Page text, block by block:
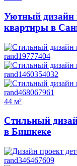
Уютный дизайн
квартиры в
44 м²
Стильный
в Бишкеке